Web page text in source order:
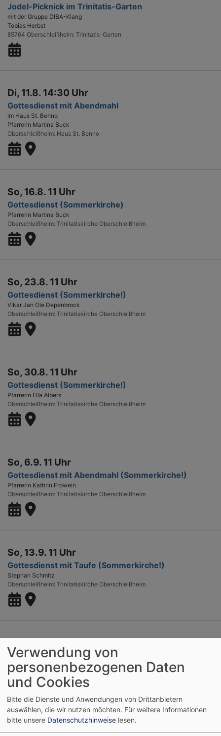
Jodel-Picknick im Trinitatis-Garten
mit der Gruppe DIBA-Klang
Tobias Herbst
85764 Oberschleißheim Trinitatis-Garten
Di, 11.8. 14:30 Uhr
Gottesdienst mit Abendmahl
im Haus St. Benno
Pfarrerin Martina Buck
Oberschleißheim Haus St. Benno
So, 16.8. 11 Uhr
Gottesdienst (Sommerkirche)
Pfarrerin Martina Buck
Oberschleißheim Trinitatiskirche Oberschleißheim
So, 23.8. 11 Uhr
Gottesdienst (Sommerkirche!)
Vikar Jan Ole Depenbrock
Oberschleißheim Trinitatiskirche Oberschleißheim
So, 30.8. 11 Uhr
Gottesdienst (Sommerkirche!)
Pfarrerin Ella Albers
Oberschleißheim Trinitatiskirche Oberschleißheim
So, 6.9. 11 Uhr
Gottesdienst mit Abendmahl (Sommerkirche!)
Pfarrerin Kathrin Frowein
Oberschleißheim Trinitatiskirche Oberschleißheim
So, 13.9. 11 Uhr
Gottesdienst mit Taufe (Sommerkirche!)
Stephan Schmitz
Oberschleißheim Trinitatiskirche Oberschleißheim
Abendgottesdienst "mittendrin"
Zur Mitte des Monats in der Mitte der Woche ... ein meditativer
Gottesdienst
Pfarrerin Martina Buck
Verwendung von
personenbezogenen Daten
und Cookies
Bitte die Dienste und Anwendungen von Drittanbietern
auswählen, die wir nutzen möchten. Für weitere Informationen
bitte unsere Datenschutzhinweise lesen.